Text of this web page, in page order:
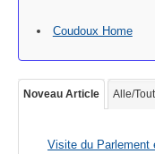
Coudoux Home
Noveau Article Alle/
Visite du Parlement